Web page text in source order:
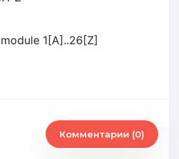
1[A]..26[Z]
Комментарии (0)